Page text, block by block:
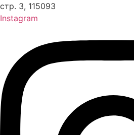
стр. 3, 115093
Instagram